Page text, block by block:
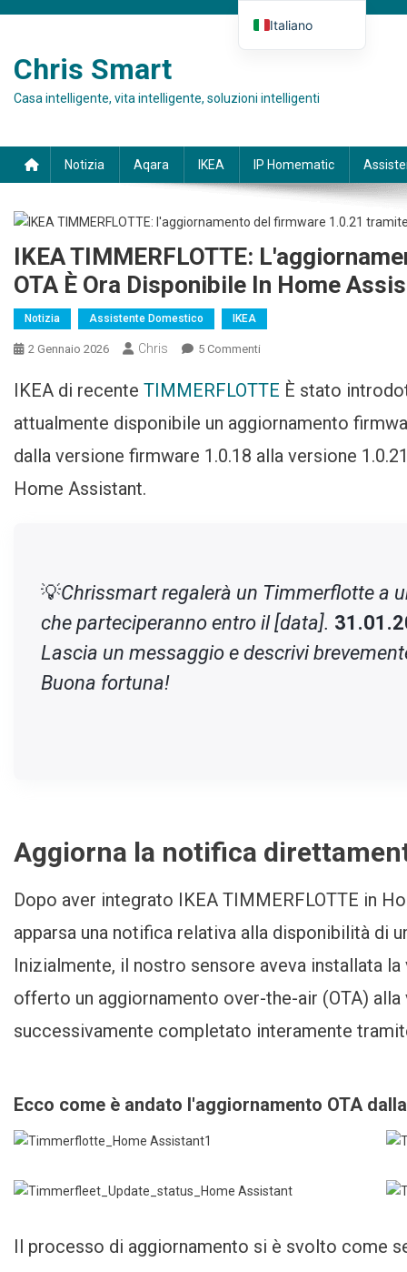
Chris Smart
Casa intelligente, vita intelligente, soluzioni intelligenti
Notizia Aqara IKEA IP Homematic
IKEA TIMMERFLOTTE:
OTA È Ora Disponibile In Home
Notizia Assistente Domestico IKEA
2 Gennaio 2026 Chris 5 Commenti
OTA Jetzt In Home
IKEA di recente TIMMERFLOTTE È stato
attualmente disponibile un aggiornamento
dalla versione firmware 1.0.18 alla versione
Home Assistant.
💡Chrissmart regalerà un Timmerflotte a
che parteciperanno entro il [data].
Lascia un messaggio e descrivi
Buona fortuna!
Aggiorna la notifica
Dopo aver integrato IKEA TIMMERFLOTTE in
apparsa una notifica relativa alla disponibilità di
Inizialmente, il nostro sensore aveva installata
offerto un aggiornamento over-the-air (OTA)
successivamente completato interamente
Ecco come è andato l'aggiornamento OTA
Il processo di aggiornamento si è svolto come
Italiano
Français